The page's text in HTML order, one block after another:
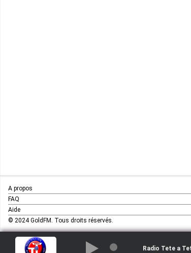
A propos
FAQ
Aide
© 2024 GoldFM. Tous droits réservés.
Radio Tete a